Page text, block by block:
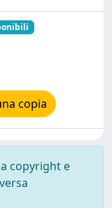
copia
copyright e